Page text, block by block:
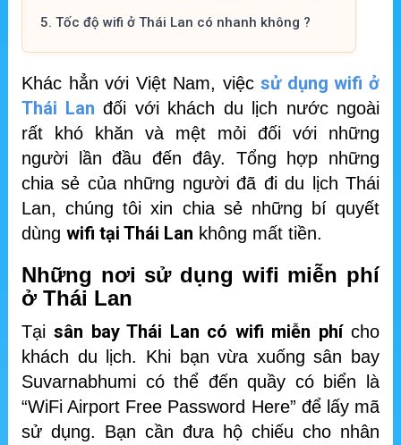
5. Tốc độ wifi ở Thái Lan có nhanh không ?
Khác hẳn với Việt Nam, việcsử dụng wifi ở
Thái Lan đối với khách du lịch nước ngoài
rất khó khăn và mệt mỏi đối với những
người lần đầu đến đây. Tổng hợp những
chia sẻ của những người đã đi du lịch Thái
Lan, chúng tôi xin chia sẻ những bí quyết
dùng wifi tại Thái Lan không mất tiền.
Những nơi sử dụng wifi miễn phí
ở Thái Lan
Tạisân bay Thái Lan có wifi miễn phícho
khách du lịch. Khi bạn vừa xuống sân bay
Suvarnabhumi có thể đến quầy có biển là
“WiFi Airport Free Password Here” để lấy mã
sử dụng. Bạn cần đưa hộ chiếu cho nhân